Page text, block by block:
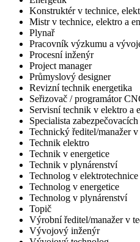
Konstruktér v technice,
Mistr v technice, elektro a
Plynař
Pracovník výzkumu a
Procesní inženýr
Project manager
Průmyslový designer
Revizní technik energetika
Seřizovač / programátor
Servisní technik v elektro a
Specialista
Technický ředitel/manažer
Technik elektro
Technik v energetice
Technik v plynárenství
Technolog v elektrotechnice
Technolog v energetice
Technolog v plynárenství
Topič
Výrobní ředitel/manažer v
Vývojový inženýr